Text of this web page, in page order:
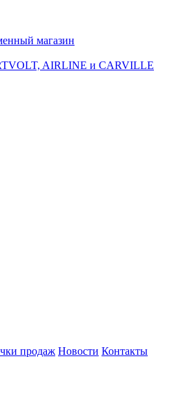
магазин
AIRLINE и CARVILLE
продаж Новости Контакты